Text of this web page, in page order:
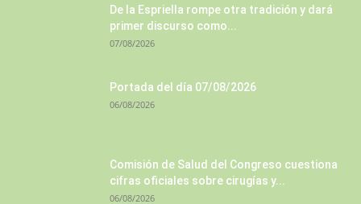
De la Espriella rompe otra tradición y dará
primer discurso como...
07/08/2026
Portada del día 07/08/2026
06/08/2026
Comisión de Salud del Congreso cuestiona
cifras oficiales sobre cirugías y...
06/08/2026